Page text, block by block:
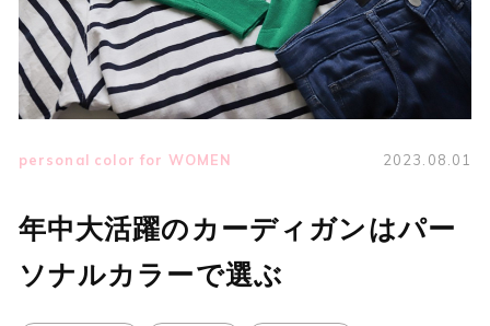
personal color for WOMEN 2023.08.01
年中大活躍のカーディガンはパー
ソナルカラーで選ぶ